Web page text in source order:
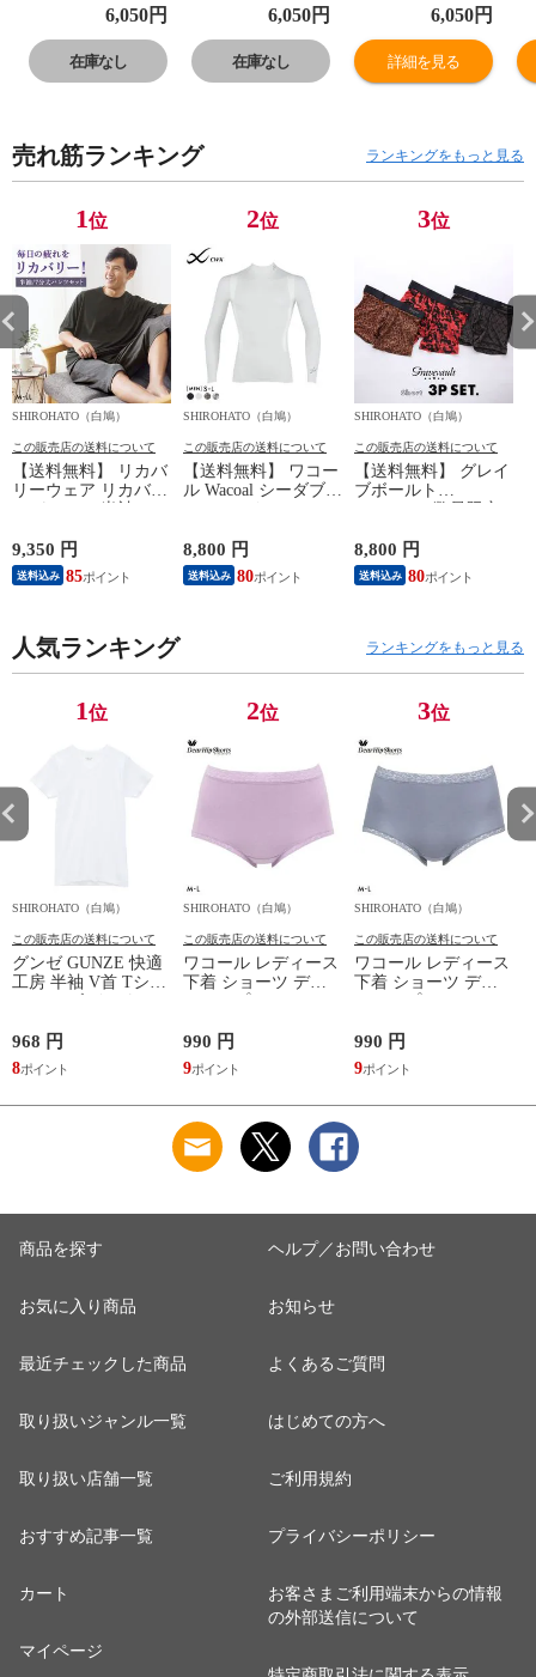
NEUTRALWORKS.
NSKIN BASIC
LIGHT SHORT
シャツ インナー
MXP 消臭 メンズ
6,050円
在庫なし
NEUTRALWORKS.
NSKIN BASIC
LIGHT SHORT
シャツ インナー
MXP 消臭 メンズ
6,050円
在庫なし
NEUTRALWORKS.
NSKIN BASIC
LIGHT SHORT
シャツ インナー
MXP 消臭 メンズ
6,050円
詳細を見る
売れ筋ランキング ランキングをもっと見る
1位
SHIROHATO（白鳩）
この販売店の送料について
【送料無料】 リカバ
リーウェア リカバリ
ーパジャマ 半袖 メ
ームウェア パジャマ
リカバリーケア 7分
丈パンツ 疲労回復
9,350 円
送料込み 85
2位
SHIROHATO（白鳩）
この販売店の送料について
【送料無料】 ワコー
ル Wacoal シーダブリ
JYURYU 柔流 ジュウ
リュウ メンズ トッ
プ SML ハイネック
8,800 円
送料込み 80
3位
SHIROHATO（白鳩）
この販売店の送料について
【送料無料】 グレイ
ブボールト
Gravevault 数量限定
サーパンツ おまかせ
3P 福袋 ショート ロ
ーライズ 3枚セット
8,800 円
送料込み 80
人気ランキング ランキングをもっと見る
1位
SHIROHATO（白鳩）
この販売店の送料について
グンゼ GUNZE 快適
工房 半袖 V首 Tシャ
ツ メンズ インナー
本製 抗菌防臭
968 円
8
2位
SHIROHATO（白鳩）
この販売店の送料について
ワコール レディース
下着 ショーツ ディ
アヒップショーツ
スタンダード ノーマ
ルショーツ ML
Wacoal
990 円
9
3位
SHIROHATO（白鳩）
この販売店の送料について
ワコール レディース
下着 ショーツ ディ
アヒップショーツ
スタンダード ノーマ
ルショーツ ML
Wacoal
990 円
9
商品を探す
お気に入り商品
最近チェックした商品
取り扱いジャンル一覧
取り扱い店舗一覧
おすすめ記事一覧
カート
マイページ
ヘルプ／お問い合わせ
お知らせ
よくあるご質問
はじめての方へ
ご利用規約
プライバシーポリシー
お客さまご利用端末からの情報
の外部送信について